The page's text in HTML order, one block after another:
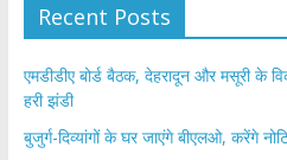
Recent Posts
एमडीडीए बोर्ड बैठक, देहरादून और मसूरी के
हरी झंडी
बुजुर्ग-दिव्यांगों के घर जाएंगे बीएलओ, करेंगे